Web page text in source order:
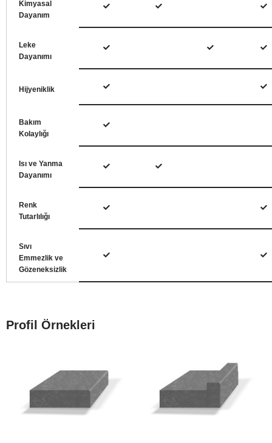
Kimyasal
Dayanım
Leke
Dayanımı
Hijyeniklik
Bakım
Kolaylığı
Isı ve Yanma
Dayanımı
Renk
Tutarlılığı
Sıvı
Emmezlik ve
Gözeneksizlik
Profil Örnekleri